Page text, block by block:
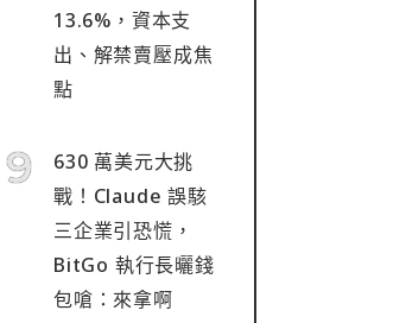
13.6%，資本支
出、解禁賣壓成焦
點
630 萬美元大挑
戰！Claude 誤駭
三企業引恐慌，
BitGo 執行長曬錢
包嗆：來拿啊